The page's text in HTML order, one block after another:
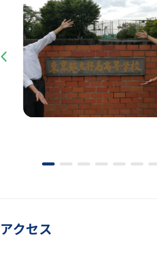
Previous
アクセス